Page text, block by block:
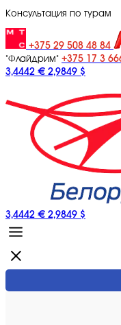
Консультация по турам
+375 29 508 48 84
"Флайдрим" +375 17 3
3,4442 € 2,9849 $
3,4442 € 2,9849 $